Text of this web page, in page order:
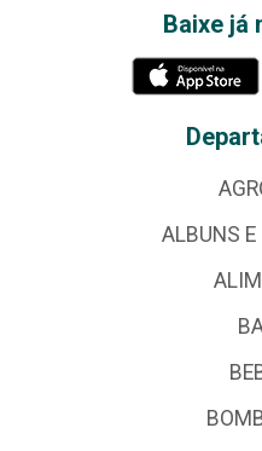
Baixe já
ALBUNS E